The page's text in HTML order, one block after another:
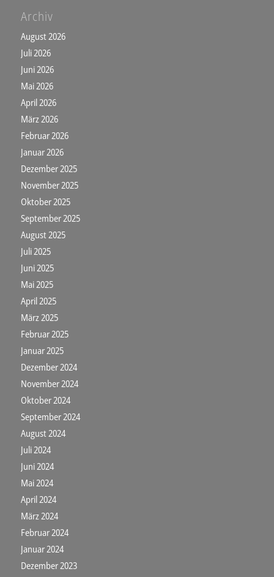
Archiv
August 2026
Juli 2026
Juni 2026
Mai 2026
April 2026
März 2026
Februar 2026
Januar 2026
Dezember 2025
November 2025
Oktober 2025
September 2025
August 2025
Juli 2025
Juni 2025
Mai 2025
April 2025
März 2025
Februar 2025
Januar 2025
Dezember 2024
November 2024
Oktober 2024
September 2024
August 2024
Juli 2024
Juni 2024
Mai 2024
April 2024
März 2024
Februar 2024
Januar 2024
Dezember 2023